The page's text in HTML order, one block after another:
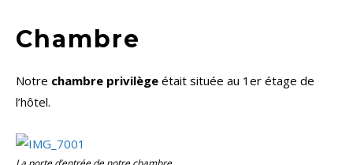
Chambre
Notre chambre privilège était située au 1er étage de
l’hôtel.